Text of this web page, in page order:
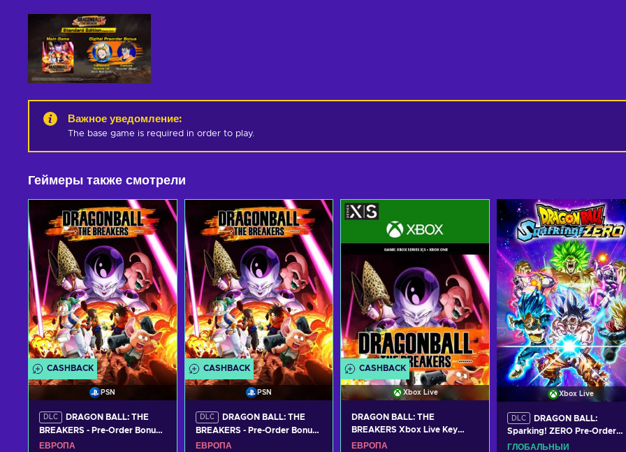
Важное уведомление:
The base game is required in order to play.
Геймеры также смотрели
CASHBACK
PSN
DLC
DRAGON BALL: THE
BREAKERS - Pre-Order Bonus
(DLC) (PS5) PSN Key EUROPE
ЕВРОПА
CASHBACK
PSN
DLC
DRAGON BALL: THE
BREAKERS - Pre-Order Bonus
(DLC) (PS4) PSN Key EUROPE
ЕВРОПА
CASHBACK
Xbox Live
DRAGON BALL: THE
BREAKERS Xbox Live Key
EUROPE
ЕВРОПА
Xbox Live
DLC
DRAGON BALL:
Sparking! ZERO Pre-Order
Bonus (DLC) (Xbox Series
ГЛОБАЛЬНЫЙ